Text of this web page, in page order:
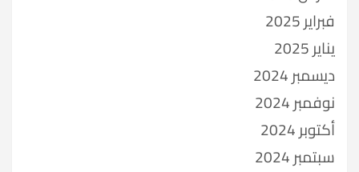
فبراير 2025
يناير 2025
ديسمبر 2024
نوفمبر 2024
أكتوبر 2024
سبتمبر 2024